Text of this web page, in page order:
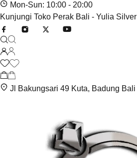
Mon-Sun: 10:00 - 20:00
Kunjungi Toko Perak Bali - Yulia Silver
Jl Bakungsari 49 Kuta, Badung Bali